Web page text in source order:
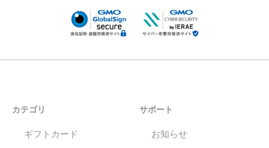
カテゴリ
ギフトカード
サポート
お知らせ